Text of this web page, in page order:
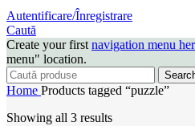
Autentificare/Înregistrare
Caută
Create your first navigation menu
menu" location.
Home Products tagged “puzzle”
Showing all 3 results